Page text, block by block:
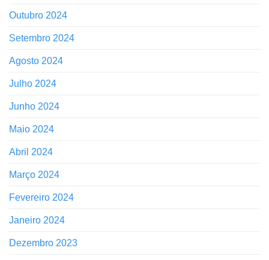
Outubro 2024
Setembro 2024
Agosto 2024
Julho 2024
Junho 2024
Maio 2024
Abril 2024
Março 2024
Fevereiro 2024
Janeiro 2024
Dezembro 2023